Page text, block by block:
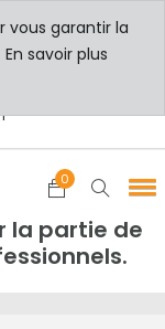
0
la partie de
vous garantir la
En savoir plus